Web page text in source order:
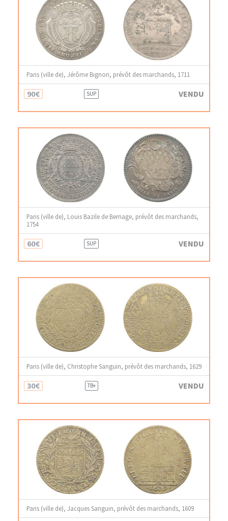
Paris (ville de), Jérôme Bignon, prévôt des marchands, 1711
90€ SUP VENDU
Paris (ville de), Louis Bazile de Bernage, prévôt des marchands,
1754
60€ SUP VENDU
Paris (ville de), Christophe Sanguin, prévôt des marchands, 1629
30€ TB+ VENDU
Paris (ville de), Jacques Sanguin, prévôt des marchands, 1609